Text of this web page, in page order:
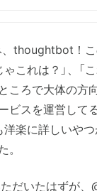
thoughtbot！
これは？」、「
ころで大体の方
ビスを運営して
楽に詳しいやつ
。
だいたはずが